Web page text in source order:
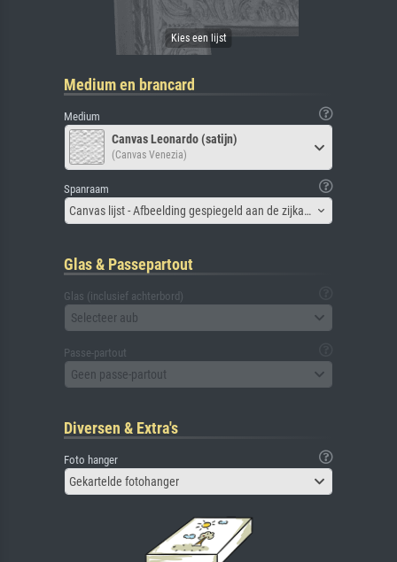
Medium en brancard
Medium
Canvas Leonardo (satijn)
(Canvas Venezia)
Spanraam
Canvas lijst - Afbeelding gespiegeld aan de zijkant
Glas & Passepartout
Glas (inclusief achterbord)
Selecteer aub
Passe-partout
Geen passe-partout
Diversen & Extra's
Foto hanger
Gekartelde fotohanger